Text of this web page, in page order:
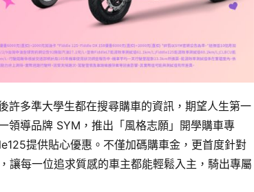
許多準大學生都在搜尋購車的資訊，期望人生第一
領導品牌 SYM，推出「風格志願」開學購車專
提供貼心優惠。不僅加碼購車金，更首度針對
讓每一位追求質感的車主都能輕鬆入主，騎出專屬